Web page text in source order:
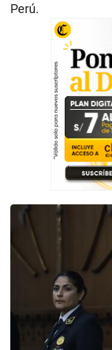
Perú.